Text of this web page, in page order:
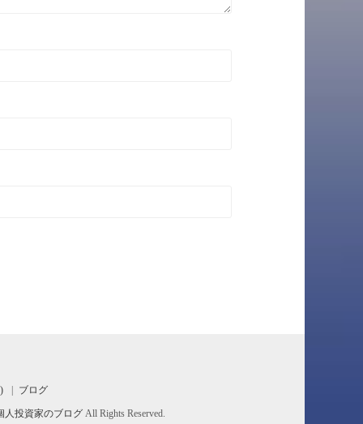
ブログ
人投資家のブログ All Rights Reserved.